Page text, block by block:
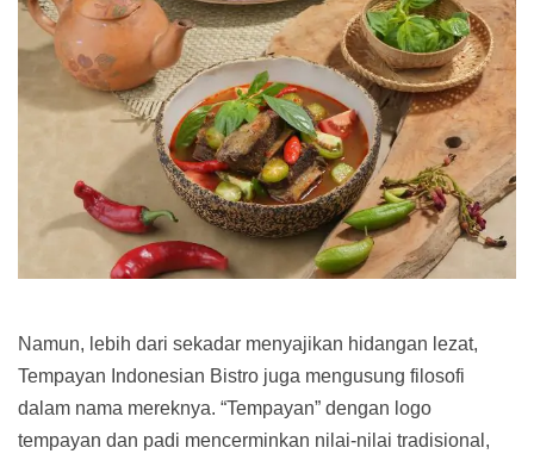
Namun, lebih dari sekadar menyajikan hidangan lezat,
Tempayan Indonesian Bistro juga mengusung filosofi
dalam nama mereknya. “Tempayan” dengan logo
tempayan dan padi mencerminkan nilai-nilai tradisional,